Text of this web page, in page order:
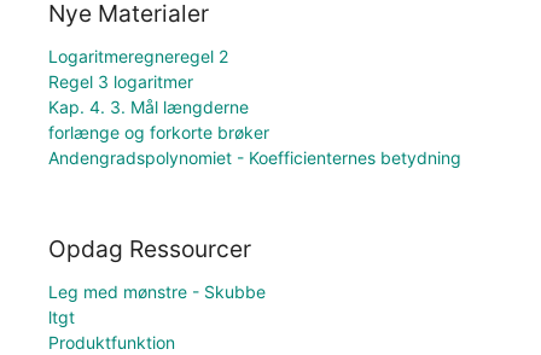
Nye Materialer
Logaritmeregneregel 2
Regel 3 logaritmer
Kap. 4. 3. Mål længderne
forlænge og forkorte brøker
Andengradspolynomiet - Koefficienternes betydning
Opdag Ressourcer
Leg med mønstre - Skubbe
ltgt
Produktfunktion